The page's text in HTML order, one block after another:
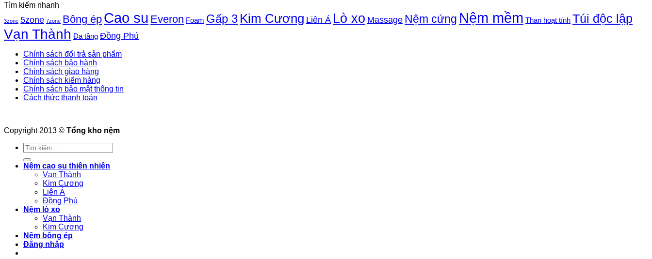
Tìm kiếm nhanh
3zone 5zone 7zone Bông ép Cao su Everon Foam Gấp 3 Kim Cương Liên Á Lò xo Massage Nệm cứng Nệm mềm Than hoạt tính Túi độc lập
Vạn Thành Đa tầng Đồng Phú
Chính sách đổi trả sản phẩm
Chính sách bảo hành
Chính sách giao hàng
Chính sách kiểm hàng
Chính sách bảo mật thông tin
Cách thức thanh toán
Copyright 2013 © Tổng kho nệm
Tìm
kiếm:
Nệm cao su thiên nhiên
Vạn Thành
Kim Cương
Liên Á
Đồng Phú
Nệm lò xo
Vạn Thành
Kim Cương
Nệm bông ép
Đăng nhập